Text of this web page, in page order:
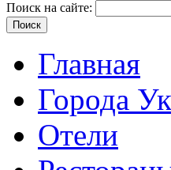
Поиск на сайте:
Главная
Города
Отели